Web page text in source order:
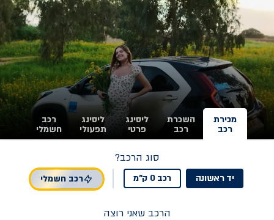
מכירת
רכב
השכרת
רכב
ליסינג
פרטי
ליסינג
תפעולי
רכב
חשמלי
סוג הרכב?
יד ראשונה רכב 0 ק"מ רכב חשמלי
הרכב שאני רוצה